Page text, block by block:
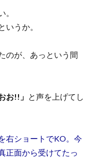
いうか。
のが、あっという間
お!!」 と声を上げてし
右ショートでKO。今
正面から受けてたっ